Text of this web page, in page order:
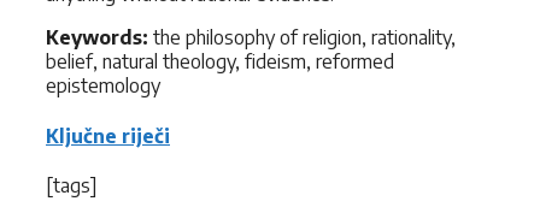
Keywords: the philosophy of religion, rationality,
belief, natural theology, fideism, reformed
epistemology
Ključne riječi
[tags]